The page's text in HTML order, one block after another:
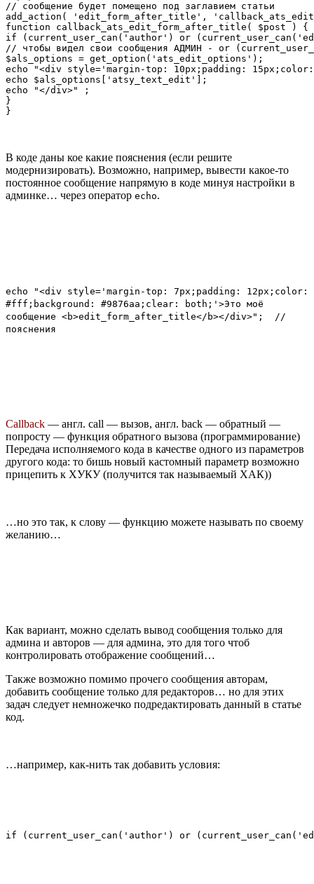
// сообщение будет помещено под заглавием статьи
add_action( 'edit_form_after_title',
function callback_ats_edit_form_after_title( $post ) {
if (current_user_can('author') or
// чтобы видел свои сообщения АДМИН - or
$als_options = get_option('ats_edit_options');
echo "<div style='margin-top: 10px;padding:
echo $als_options['atsy_text_edit'];
echo "</div>" ;
}
}
В коде даны кое какие пояснения (если решите
модернизировать). Возможно, например, вывести какое-то
постоянное сообщение напрямую в коде минуя настройки в
админке… через оператор echo.
echo "<div style='margin-top: 7px;padding: 12px;color:
#fff;background: #9876aa;clear: both;'>Это моё
сообщение <b>edit_form_after_title</b></div>"; //
пояснения
Callback — англ. call — вызов, англ. back — обратный —
попросту — функция обратного вызова (программирование)
Передача исполняемого кода в качестве одного из параметров
другого кода: то бишь новый кастомный параметр возможно
прицепить к ХУКУ (получится так называемый ХАК))
…но это так, к слову — функцию можете называть по своему
желанию…
Как вариант, можно сделать вывод сообщения только для
админа и авторов — для админа, это для того чтоб
контролировать отображение сообщений…
Также возможно помимо прочего сообщения авторам,
добавить сообщение только для редакторов… но для этих
задач следует немножечко подредактировать данный в статье
код.
…например, как-нить так добавить условия:
if (current_user_can('author') or